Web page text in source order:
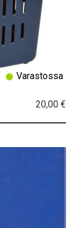
20,00 €
Varastossa